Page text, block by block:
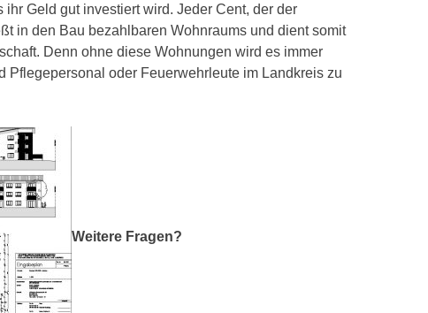
Geld gut investiert wird. Jeder Cent, der der
in den Bau bezahlbaren Wohnraums und dient somit
Denn ohne diese Wohnungen wird es immer
Pflegepersonal oder Feuerwehrleute im Landkreis zu
Weitere Fragen?